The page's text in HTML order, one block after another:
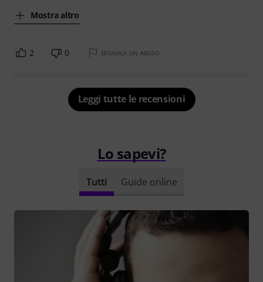
Mostra altro
2 0 SEGNALA UN ABUSO
Leggi tutte le recensioni
Lo sapevi?
Tutti Guide online